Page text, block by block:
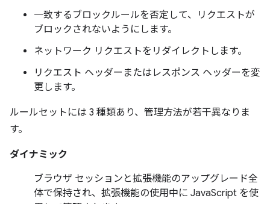
一致するブロックルールを否定して、リクエストが
ブロックされないようにします。
ネットワーク リクエストをリダイレクトします。
リクエスト ヘッダーまたはレスポンス ヘッダーを変
更します。
ルールセットには 3 種類あり、管理方法が若干異なりま
す。
ダイナミック
ブラウザ セッションと拡張機能のアップグレード全
体で保持され、拡張機能の使用中に JavaScript を使